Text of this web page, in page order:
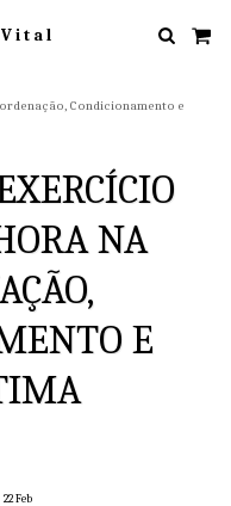
Condicionamento e
NA
E
22Feb